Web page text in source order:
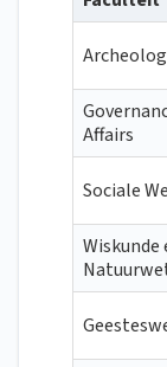
Affairs
Sociale
Wiskunde